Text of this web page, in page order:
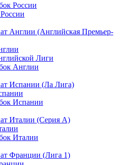
России
Англии (Английская Премьер-
Лиги
Англии
Испании (Ла Лига)
Испании
Италии (Серия А)
Италии
Франции (Лига 1)